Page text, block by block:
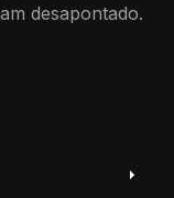
desapontado.